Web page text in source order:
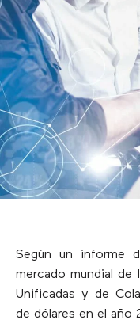
Según un informe
mercado mundial de
Unificadas y de
de dólares en el año